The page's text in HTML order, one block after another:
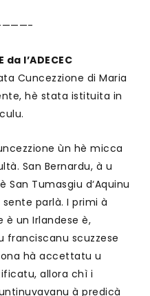
da l’ADECEC
Cuncezzione di Maria
hè stata istituita in
ùn hè micca
San Bernardu, à u
San Tumasgiu d‘Aquinu
parlà. I primi à
è un Irlandese è,
franciscanu scuzzese
hà accettatu u
allora chì i
à predicà